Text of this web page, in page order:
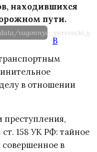
находившихся
пути.
vagonnye_perevozki.jpg
В
в отношении
преступления,
158 УК РФ: тайное
в